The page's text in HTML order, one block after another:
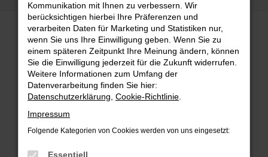
Fahrzeugmarkt
Fehler: Network Error
Beim Laden ist ein Fehler aufgetreten.
Hier sind ein paar Tipps, die dir helfen können:
Kommunikation mit Ihnen zu verbessern. Wir
berücksichtigen hierbei Ihre Präferenzen und
verarbeiten Daten für Marketing und Statistiken nur,
wenn Sie uns Ihre Einwilligung geben. Wenn Sie zu
einem späteren Zeitpunkt Ihre Meinung ändern, können
Sie die Einwilligung jederzeit für die Zukunft widerrufen.
Weitere Informationen zum Umfang der
Datenverarbeitung finden Sie hier:
Datenschutzerklärung Cookie-Richtlinie
Impressum
Folgende Kategorien von Cookies werden von uns eingesetzt:
Essentiell